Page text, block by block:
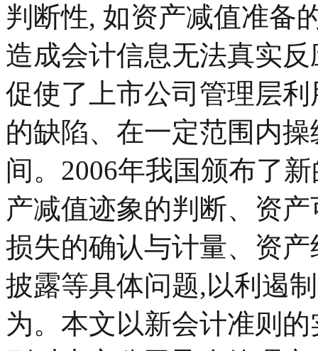
判断性, 如资产减值准备
造成会计信息无法真实
促使了上市公司管理层
的缺陷、在一定范围内
间。2006年我国颁布了
产减值迹象的判断、资
损失的确认与计量、资
披露等具体问题,以利遏
为。本文以新会计准则